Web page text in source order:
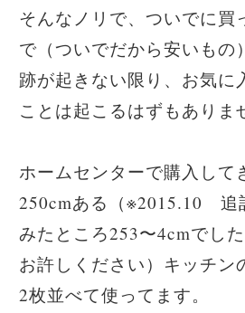
そんなノリで、ついでに買
で（ついでだから安いもの
跡が起きない限り、お気に
ことは起こるはずもありま
ホームセンターで購入して
250cmある（※2015.10
みたところ253〜4cmでし
お許しください）キッチン
2枚並べて使ってます。